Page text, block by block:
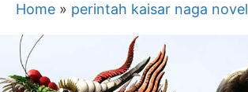
Home » perintah kaisar naga novel